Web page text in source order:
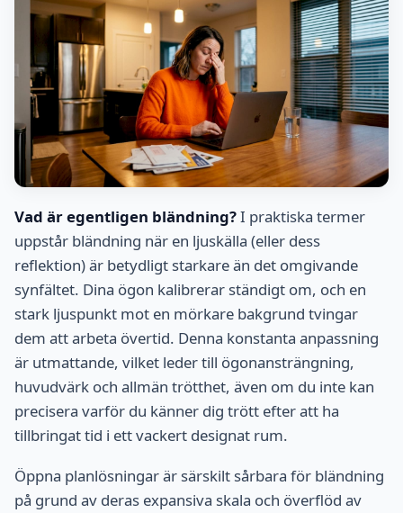
Vad är egentligen bländning?I praktiska termer
uppstår bländning när en ljuskälla (eller dess
reflektion) är betydligt starkare än det omgivande
synfältet. Dina ögon kalibrerar ständigt om, och en
stark ljuspunkt mot en mörkare bakgrund tvingar
dem att arbeta övertid. Denna konstanta anpassning
är utmattande, vilket leder till ögonansträngning,
huvudvärk och allmän trötthet, även om du inte kan
precisera varför du känner dig trött efter att ha
tillbringat tid i ett vackert designat rum.
Öppna planlösningar är särskilt sårbara för bländning
på grund av deras expansiva skala och överflöd av